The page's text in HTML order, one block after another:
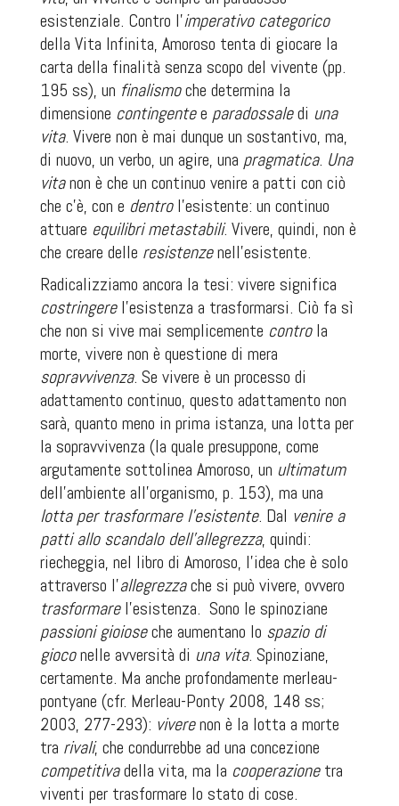
esistenziale. Contro l’imperativo categorico
della Vita Infinita, Amoroso tenta di giocare la
carta della finalità senza scopo del vivente (pp.
195 ss), un finalismoche determina la
dimensione contingentee paradossaledi una
vita. Vivere non è mai dunque un sostantivo, ma,
di nuovo, un verbo, un agire, una pragmatica. Una
vitanon è che un continuo venire a patti con ciò
che c’è, con e dentrol’esistente: un continuo
attuare equilibri metastabili. Vivere, quindi, non è
che creare delle resistenzenell’esistente.
Radicalizziamo ancora la tesi: vivere significa
costringerel’esistenza a trasformarsi. Ciò fa sì
che non si vive mai semplicemente controla
morte, vivere non è questione di mera
sopravvivenza. Se vivere è un processo di
adattamento continuo, questo adattamento non
sarà, quanto meno in prima istanza, una lotta per
la sopravvivenza (la quale presuppone, come
argutamente sottolinea Amoroso, un ultimatum
dell’ambiente all’organismo, p. 153), ma una
lotta per trasformare l’esistente. Dal venire a
patti allo scandalo dell’allegrezza, quindi:
riecheggia, nel libro di Amoroso, l’idea che è solo
attraverso l’allegrezzache si può vivere, ovvero
trasformarel’esistenza. Sono le spinoziane
passioni gioioseche aumentano lo spazio di
gioconelle avversità di una vita. Spinoziane,
certamente. Ma anche profondamente merleau-
pontyane (cfr. Merleau-Ponty 2008, 148 ss;
2003, 277-293): viverenon è la lotta a morte
tra rivali, che condurrebbe ad una concezione
competitivadella vita, ma la cooperazionetra
viventi per trasformare lo stato di cose.